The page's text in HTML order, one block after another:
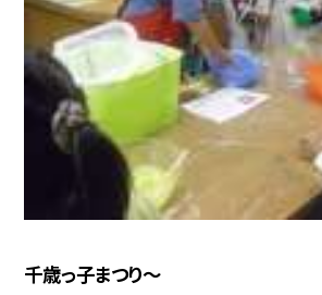
千歳っ子まつり〜